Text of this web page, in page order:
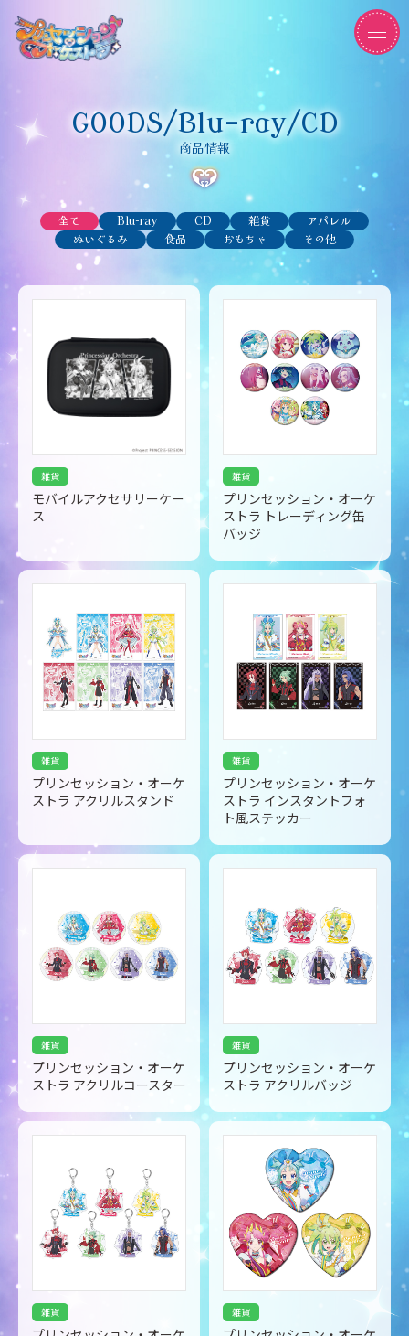
GOODS/Blu-ray/CD
商品情報
全て Blu-ray CD 雑貨
アパレル
ぬいぐるみ
食品 おもちゃ その他
雑貨
モバイルアクセサリーケー
ス
雑貨
プリンセッション・オーケ
ストラ トレーディング缶
バッジ
雑貨
プリンセッション・オーケ
ストラ アクリルスタンド
雑貨
プリンセッション・オーケ
ストラ インスタントフォ
ト風ステッカー
雑貨
プリンセッション・オーケ
ストラ アクリルコースター
雑貨
プリンセッション・オーケ
ストラ アクリルバッジ
雑貨 雑貨